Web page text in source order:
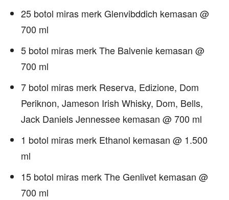
25 botol miras merk Glenvibddich kemasan @
700 ml
5 botol miras merk The Balvenie kemasan @
700 ml
7 botol miras merk Reserva, Edizione, Dom
Periknon, Jameson Irish Whisky, Dom, Bells,
Jack Daniels Jennessee kemasan @ 700 ml
1 botol miras merk Ethanol kemasan @ 1.500
ml
15 botol miras merk The Genlivet kemasan @
700 ml